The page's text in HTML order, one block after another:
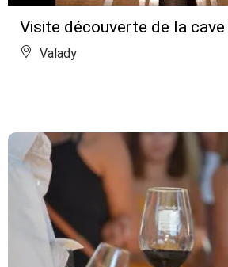
Visite découverte de la
Valady